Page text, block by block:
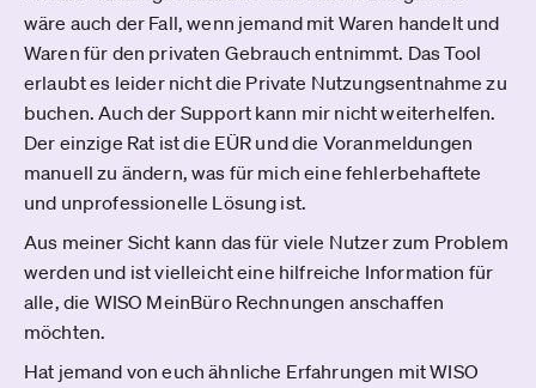
wäre auch der Fall, wenn jemand mit Waren handelt und
Waren für den privaten Gebrauch entnimmt. Das Tool
erlaubt es leider nicht die Private Nutzungsentnahme zu
buchen. Auch der Support kann mir nicht weiterhelfen.
Der einzige Rat ist die EÜR und die Voranmeldungen
manuell zu ändern, was für mich eine fehlerbehaftete
und unprofessionelle Lösung ist.
Aus meiner Sicht kann das für viele Nutzer zum Problem
werden und ist vielleicht eine hilfreiche Information für
alle, die WISO MeinBüro Rechnungen anschaffen
möchten.
Hat jemand von euch ähnliche Erfahrungen mit WISO